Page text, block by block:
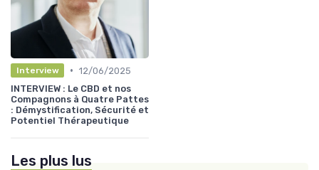
Interview • 12/06/2025
INTERVIEW : Le CBD et nos
Compagnons à Quatre Pattes
: Démystification, Sécurité et
Potentiel Thérapeutique
Les plus lus